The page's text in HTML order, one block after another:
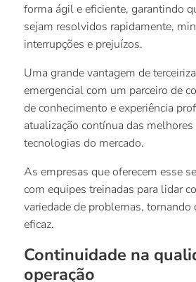
forma ágil e eficiente, garantindo
sejam resolvidos rapidamente,
interrupções e prejuízos.
Uma grande vantagem de
emergencial com um parceiro de
de conhecimento e experiência
atualização contínua das melhores
tecnologias do mercado.
As empresas que oferecem esse
com equipes treinadas para lidar
variedade de problemas, tornando
eficaz.
Continuidade na
operação